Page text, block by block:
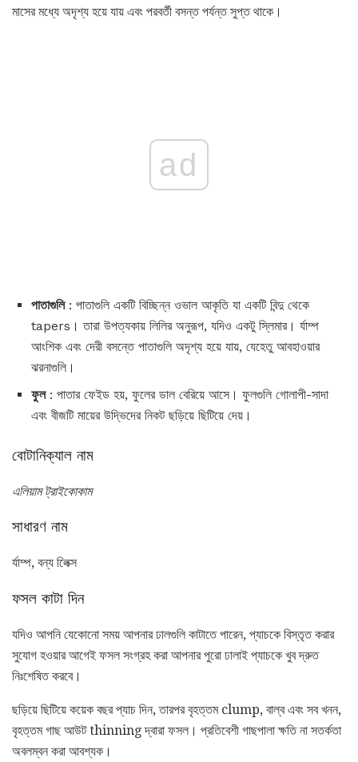
মাসের মধ্যে অদৃশ্য হয়ে যায় এবং পরবর্তী বসন্ত পর্যন্ত সুপ্ত থাকে।
ad
পাতাগুলি: পাতাগুলি একটি বিচ্ছিন্ন ওভাল আকৃতি যা একটি বিন্দু থেকে
tapers। তারা উপত্যকায় লিলির অনুরূপ, যদিও একটু স্লিমার। র্যাম্প
আংশিক এবং দেরী বসন্তে পাতাগুলি অদৃশ্য হয়ে যায়, যেহেতু আবহাওয়ার
ঝরনাগুলি।
ফুল: পাতার ফেইড হয়, ফুলের ডাল বেরিয়ে আসে। ফুলগুলি গোলাপী-সাদা
এবং বীজটি মায়ের উদ্ভিদের নিকট ছড়িয়ে ছিটিয়ে দেয়।
বোটানিক্যাল নাম
এলিয়াম ট্রাইকোকাম
সাধারণ নাম
র্যাম্প, বন্য লিেক্স
ফসল কাটা দিন
যদিও আপনি যেকোনো সময় আপনার ঢালগুলি কাটাতে পারেন, প্যাচকে বিস্তৃত করার
সুযোগ হওয়ার আগেই ফসল সংগ্রহ করা আপনার পুরো ঢালাই প্যাচকে খুব দ্রুত
নিঃশেষিত করবে।
ছড়িয়ে ছিটিয়ে কয়েক বছর প্যাচ দিন, তারপর বৃহত্তম clump, বাল্ব এবং সব খনন,
বৃহত্তম গাছ আউট thinning দ্বারা ফসল। প্রতিবেশী গাছপালা ক্ষতি না সতর্কতা
অবলম্বন করা আবশ্যক।